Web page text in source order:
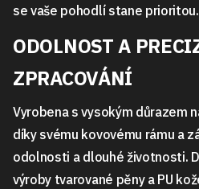
se vaše pohodlí stane prioritou.
ODOLNOST A
ZPRACOVÁNÍ
Vyrobena s vysokým důrazem
díky svému kovovému rámu a
odolnosti a dlouhé životnosti.
výroby tvarované pěny a PU